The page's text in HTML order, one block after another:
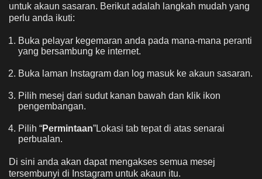
untuk akaun sasaran. Berikut adalah langkah mudah yang
perlu anda ikuti:
Buka pelayar kegemaran anda pada mana-mana peranti
yang bersambung ke internet.
Buka laman Instagram dan log masuk ke akaun sasaran.
Pilih mesej dari sudut kanan bawah dan klik ikon
pengembangan.
Pilih “Permintaan”Lokasi tab tepat di atas senarai
perbualan.
Di sini anda akan dapat mengakses semua mesej
tersembunyi di Instagram untuk akaun itu.